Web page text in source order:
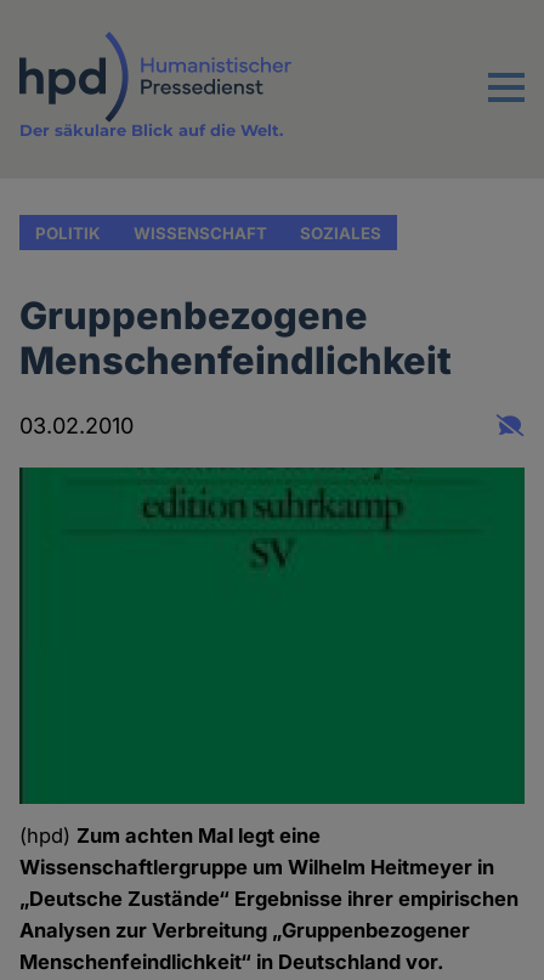
Inhalt
Menu
Der säkulare Blick auf die Welt.
POLITIK WISSENSCHAFT SOZIALES
Gruppenbezogene
Menschenfeindlichkeit
03.02.2010
(hpd) Zum achten Mal legt eine
Wissenschaftlergruppe um Wilhelm Heitmeyer in
„Deutsche Zustände“ Ergebnisse ihrer empirischen
Analysen zur Verbreitung „Gruppenbezogener
Menschenfeindlichkeit“ in Deutschland vor.